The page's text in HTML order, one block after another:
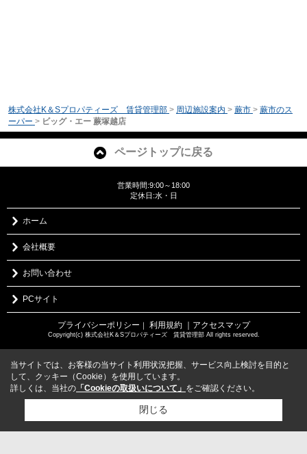
株式会社K＆Sプロパティーズ 賃貸管理部 > 周辺施設案内 > 蕨市 > 蕨市のス
ーパー > ビッグ・エー 蕨塚越店
ページトップに戻る
営業時間:9:00～18:00
定休日:水・日
ホーム
会社概要
お問い合わせ
PCサイト
プライバシーポリシー ｜ 利用規約 ｜アクセスマップ
Copyright(c) 株式会社K＆Sプロパティーズ 賃貸管理部 All rights reserved.
当サイトでは、お客様の当サイト利用状況把握、サービス向上検討を目的と
して、クッキー（Cookie）を使用しています。
詳しくは、当社の 「Cookieの取扱いについて」 をご確認ください。
閉じる